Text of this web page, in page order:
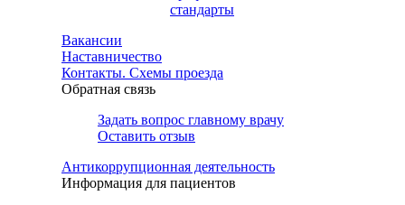
стандарты
Вакансии
Наставничество
Контакты. Схемы проезда
Обратная связь
Задать вопрос главному врачу
Оставить отзыв
Антикоррупционная деятельность
Информация для пациентов